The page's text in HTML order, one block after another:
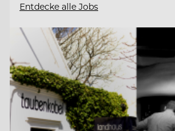
Entdecke alle Jobs